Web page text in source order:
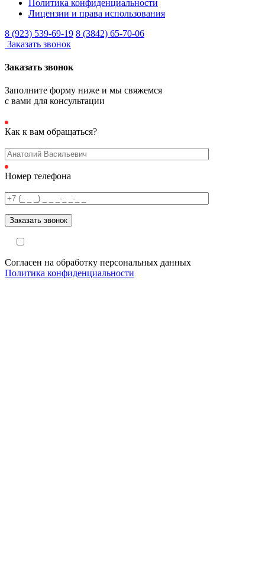
Политика конфиденциальности
Лицензии и права использования
8 (923) 539-69-19 8 (3842) 65-70-06
Заказать звонок
Заказать звонок
Заполните форму ниже и мы свяжемся
с вами для консультации
Как к вам обращаться?
Номер телефона
Согласен на обработку персональных данных
Политика конфиденциальности